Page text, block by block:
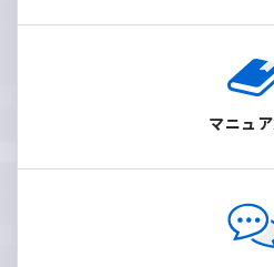
マニュ